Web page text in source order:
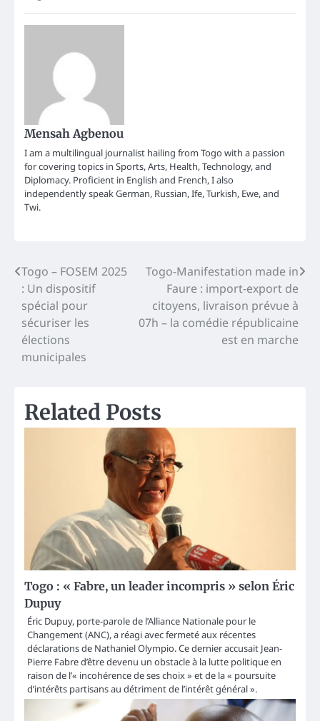
Mensah Agbenou
I am a multilingual journalist hailing from Togo with a passion
for covering topics in Sports, Arts, Health, Technology, and
Diplomacy. Proficient in English and French, I also
independently speak German, Russian, Ife, Turkish, Ewe, and
Twi.
Post
navigation
Togo – FOSEM 2025
: Un dispositif
spécial pour
sécuriser les
élections
municipales
Togo-Manifestation made in
Faure : import-export de
citoyens, livraison prévue à
07h – la comédie républicaine
est en marche
Related Posts
Togo : « Fabre, un leader incompris » selon Éric
Dupuy
Éric Dupuy, porte-parole de l’Alliance Nationale pour le
Changement (ANC), a réagi avec fermeté aux récentes
déclarations de Nathaniel Olympio. Ce dernier accusait Jean-
Pierre Fabre d’être devenu un obstacle à la lutte politique en
raison de l’« incohérence de ses choix » et de la « poursuite
d’intérêts partisans au détriment de l’intérêt général ».